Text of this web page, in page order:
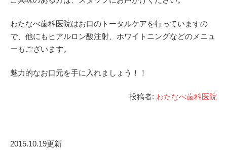
わたなべ歯科医院はお口のトータルケアを行っていますの
で、他にもヒアルロン酸注射、ホワイトニングなどのメニュ
ーもございます。
魅力的なお口元を手に入れましょう！！
投稿者: わたなべ歯科医院
2015.10.19更新